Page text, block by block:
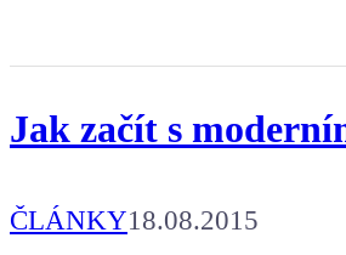
Jak začít s
ČLÁNKY18.08.2015